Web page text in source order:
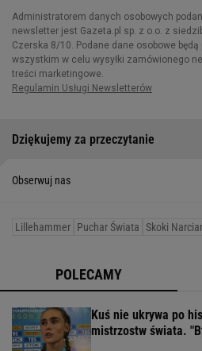
Dziękujemy za przeczytanie
Obserwuj nas
Lillehammer Puchar Świata Skoki
POLECAMY
Kuś nie ukrywa po
mistrzostw świata.